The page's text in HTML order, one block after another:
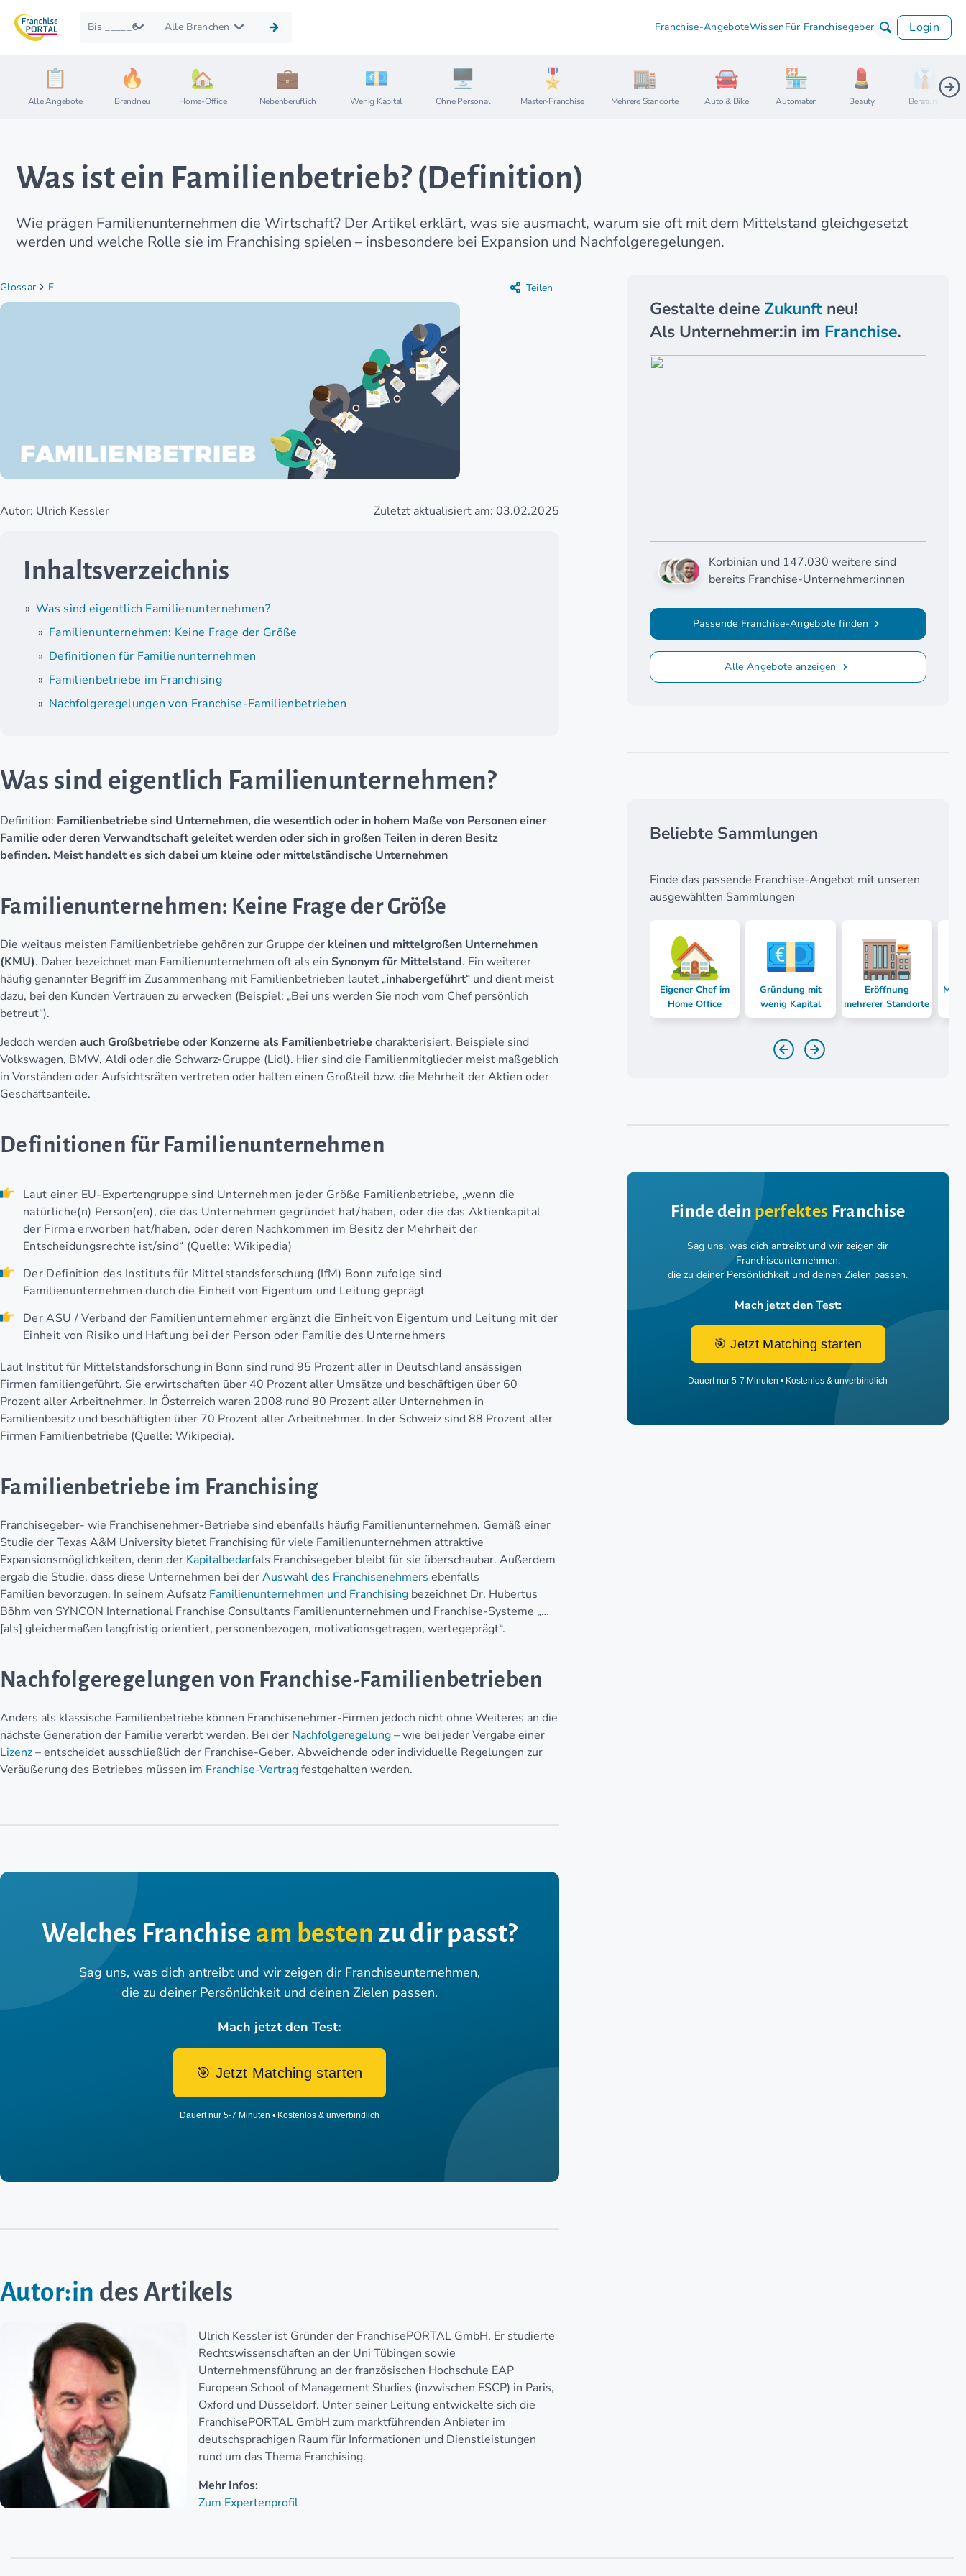
Bis _____€ Alle Branchen Franchise-AngeboteWissenFür Franchisegeber Login
Alle Angebote Brandneu Home-Office Nebenberuflich Wenig Kapital Ohne Personal Master-Franchise Mehrere Standorte Auto & Bike Automaten Beauty Beratung
Was ist ein Familienbetrieb? (Definition)
Wie prägen Familienunternehmen die Wirtschaft? Der Artikel erklärt, was sie ausmacht, warum sie oft mit dem Mittelstand gleichgesetzt
werden und welche Rolle sie im Franchising spielen – insbesondere bei Expansion und Nachfolgeregelungen.
Glossar F Teilen
Autor: Ulrich Kessler Zuletzt aktualisiert am: 03.02.2025
Inhaltsverzeichnis
Was sind eigentlich Familienunternehmen?
Familienunternehmen: Keine Frage der Größe
Definitionen für Familienunternehmen
Familienbetriebe im Franchising
Nachfolgeregelungen von Franchise-Familienbetrieben
Was sind eigentlich Familienunternehmen?
Definition: Familienbetriebe sind Unternehmen, die wesentlich oder in hohem Maße von Personen einer
Familie oder deren Verwandtschaft geleitet werden oder sich in großen Teilen in deren Besitz
befinden. Meist handelt es sich dabei um kleine oder mittelständische Unternehmen
Familienunternehmen: Keine Frage der Größe
Die weitaus meisten Familienbetriebe gehören zur Gruppe der kleinen und mittelgroßen Unternehmen
(KMU). Daher bezeichnet man Familienunternehmen oft als ein Synonym für Mittelstand. Ein weiterer
häufig genannter Begriff im Zusammenhang mit Familienbetrieben lautet „inhabergeführt“ und dient meist
dazu, bei den Kunden Vertrauen zu erwecken (Beispiel: „Bei uns werden Sie noch vom Chef persönlich
betreut“).
Jedoch werden auch Großbetriebe oder Konzerne als Familienbetriebe charakterisiert. Beispiele sind
Volkswagen, BMW, Aldi oder die Schwarz-Gruppe (Lidl). Hier sind die Familienmitglieder meist maßgeblich
in Vorständen oder Aufsichtsräten vertreten oder halten einen Großteil bzw. die Mehrheit der Aktien oder
Geschäftsanteile.
Definitionen für Familienunternehmen
Laut einer EU-Expertengruppe sind Unternehmen jeder Größe Familienbetriebe, „wenn die
natürliche(n) Person(en), die das Unternehmen gegründet hat/haben, oder die das Aktienkapital
der Firma erworben hat/haben, oder deren Nachkommen im Besitz der Mehrheit der
Entscheidungsrechte ist/sind“ (Quelle: Wikipedia)
Der Definition des Instituts für Mittelstandsforschung (IfM) Bonn zufolge sind
Familienunternehmen durch die Einheit von Eigentum und Leitung geprägt
Der ASU / Verband der Familienunternehmer ergänzt die Einheit von Eigentum und Leitung mit der
Einheit von Risiko und Haftung bei der Person oder Familie des Unternehmers
Laut Institut für Mittelstandsforschung in Bonn sind rund 95 Prozent aller in Deutschland ansässigen
Firmen familiengeführt. Sie erwirtschaften über 40 Prozent aller Umsätze und beschäftigen über 60
Prozent aller Arbeitnehmer. In Österreich waren 2008 rund 80 Prozent aller Unternehmen in
Familienbesitz und beschäftigten über 70 Prozent aller Arbeitnehmer. In der Schweiz sind 88 Prozent aller
Firmen Familienbetriebe (Quelle: Wikipedia).
Familienbetriebe im Franchising
Franchisegeber- wie Franchisenehmer-Betriebe sind ebenfalls häufig Familienunternehmen. Gemäß einer
Studie der Texas A&M University bietet Franchising für viele Familienunternehmen attraktive
Expansionsmöglichkeiten, denn der Kapitalbedarfals Franchisegeber bleibt für sie überschaubar. Außerdem
ergab die Studie, dass diese Unternehmen bei derAuswahl des Franchisenehmers ebenfalls
Familien bevorzugen. In seinem Aufsatz Familienunternehmen und Franchising bezeichnet Dr. Hubertus
Böhm von SYNCON International Franchise Consultants Familienunternehmen und Franchise-Systeme „…
[als] gleichermaßen langfristig orientiert, personenbezogen, motivationsgetragen, wertegeprägt“.
Nachfolgeregelungen von Franchise-Familienbetrieben
Anders als klassische Familienbetriebe können Franchisenehmer-Firmen jedoch nicht ohne Weiteres an die
nächste Generation der Familie vererbt werden. Bei der Nachfolgeregelung– wie bei jeder Vergabe einer
Lizenz– entscheidet ausschließlich der Franchise-Geber. Abweichende oder individuelle Regelungen zur
Veräußerung des Betriebes müssen im Franchise-Vertragfestgehalten werden.
Welches Franchise am besten zu dir passt?
Sag uns, was dich antreibt und wir zeigen dir Franchiseunternehmen,
die zu deiner Persönlichkeit und deinen Zielen passen.
Mach jetzt den Test:
🎯 Jetzt Matching starten
Dauert nur 5-7 Minuten • Kostenlos & unverbindlich
Autor:in des Artikels
Ulrich Kessler ist Gründer der FranchisePORTAL GmbH. Er studierte
Rechtswissenschaften an der Uni Tübingen sowie
Unternehmensführung an der französischen Hochschule EAP
European School of Management Studies (inzwischen ESCP) in Paris,
Oxford und Düsseldorf. Unter seiner Leitung entwickelte sich die
FranchisePORTAL GmbH zum marktführenden Anbieter im
deutschsprachigen Raum für Informationen und Dienstleistungen
rund um das Thema Franchising.
Mehr Infos:
Zum Expertenprofil
Gestalte deine Zukunftneu!
Als Unternehmer:in im Franchise.
Korbinian und 147.030 weitere sind
bereits Franchise-Unternehmer:innen
Passende Franchise-Angebote finden
Alle Angebote anzeigen
Beliebte Sammlungen
Finde das passende Franchise-Angebot mit unseren
ausgewählten Sammlungen
Eigener Chef im
Home Office
Gründung mit
wenig Kapital
Eröffnung
mehrerer Standorte
Finde dein perfektes Franchise
Sag uns, was dich antreibt und wir zeigen dir
Franchiseunternehmen,
die zu deiner Persönlichkeit und deinen Zielen passen.
Mach jetzt den Test:
🎯 Jetzt Matching starten
Dauert nur 5-7 Minuten • Kostenlos & unverbindlich